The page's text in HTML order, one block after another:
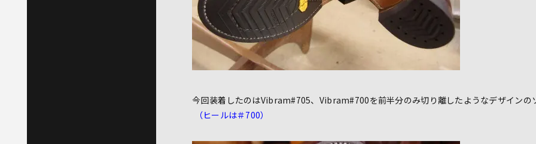
今回装着したのはVibram#705、Vibram#700を前半分のみ切り離したようなデザイン
（ヒールは＃700）